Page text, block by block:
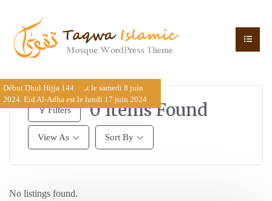
Début Dhul Hijja 1445 est le samedi 8 juin
2024. Eid Al-Adha est le lundi 17 juin 2024
Filters 0Items Found
View As Sort By
No listings found.